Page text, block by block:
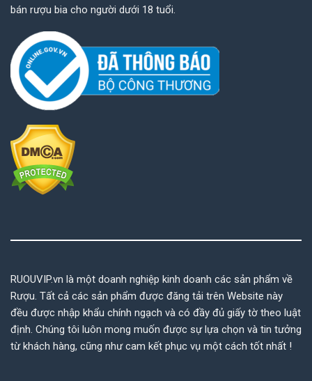
bán rượu bia cho người dưới 18 tuổi.
RUOUVIP.vn là một doanh nghiệp kinh doanh các sản phẩm về
Rượu. Tất cả các sản phẩm được đăng tải trên Website này
đều được nhập khẩu chính ngạch và có đầy đủ giấy tờ theo luật
định. Chúng tôi luôn mong muốn được sự lựa chọn và tin tưởng
từ khách hàng, cũng như cam kết phục vụ một cách tốt nhất !